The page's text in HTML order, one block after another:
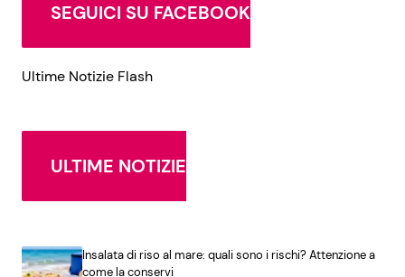
SEGUICI SU FACEBOOK
Ultime Notizie Flash
ULTIME NOTIZIE
Insalata di riso al mare: quali sono i rischi? Attenzione a
come la conservi